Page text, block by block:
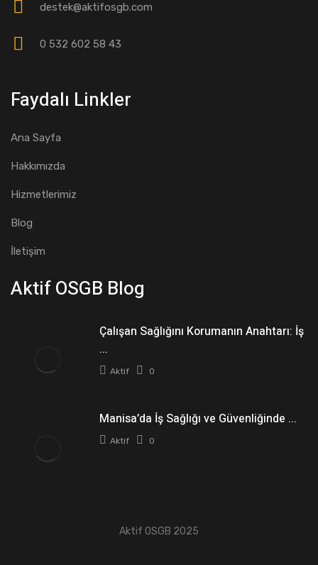
destek@aktifosgb.com
0 532 602 58 43
Faydalı Linkler
Ana Sayfa
Hakkımızda
Hizmetlerimiz
Blog
İletişim
Aktif OSGB Blog
Çalışan Sağlığını Korumanın Anahtarı: İş
...
Aktif 0
Manisa’da İş Sağlığı ve Güvenliğinde ...
Aktif 0
Aktif OSGB 2025